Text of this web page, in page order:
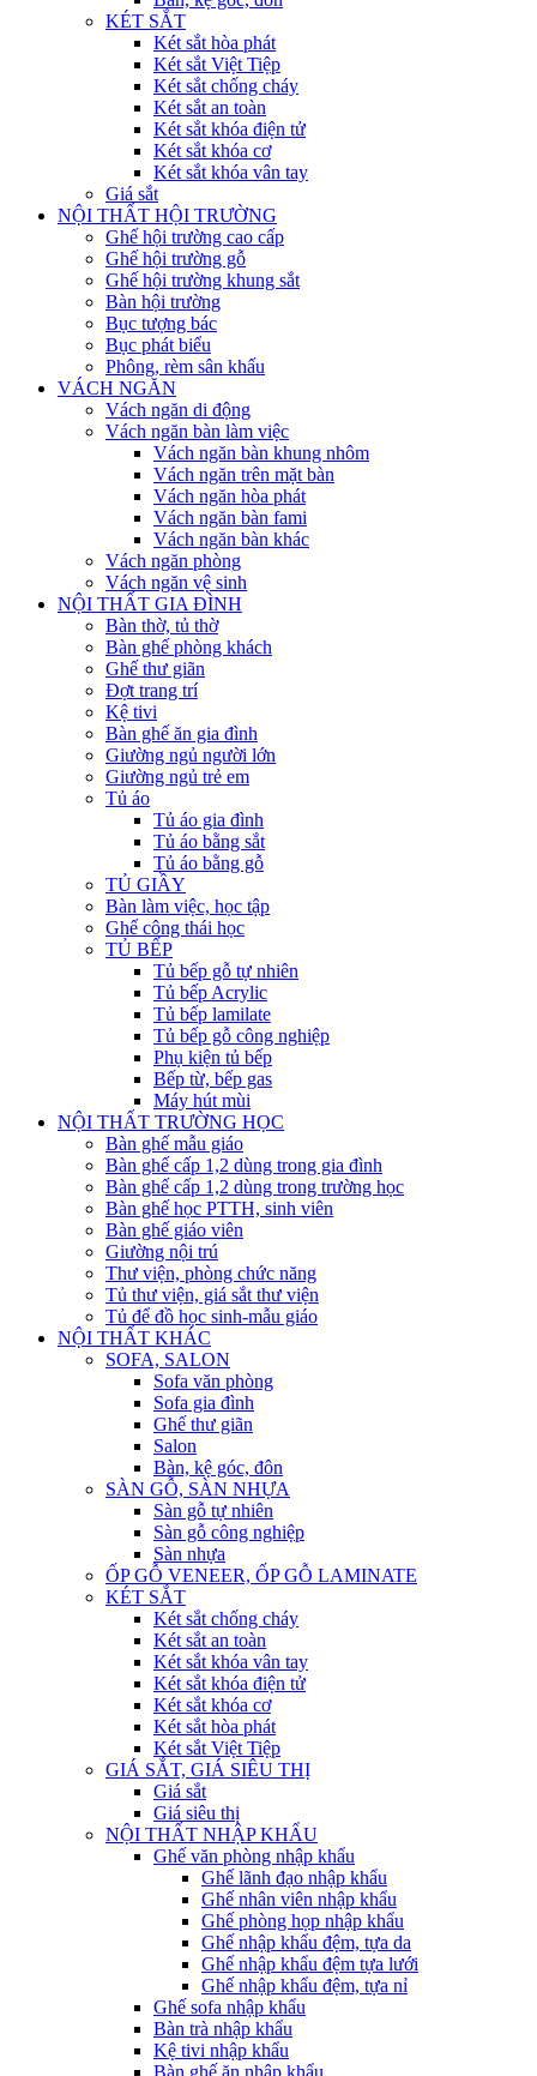
KÉT SẮT
Két sắt hòa phát
Két sắt Việt Tiệp
Két sắt chống cháy
Két sắt an toàn
Két sắt khóa điện tử
Két sắt khóa cơ
Két sắt khóa vân tay
Giá sắt
NỘI THẤT HỘI TRƯỜNG
Ghế hội trường cao cấp
Ghế hội trường gỗ
Ghế hội trường khung sắt
Bàn hội trường
Bục tượng bác
Bục phát biểu
Phông, rèm sân khấu
VÁCH NGĂN
Vách ngăn di động
Vách ngăn bàn làm việc
Vách ngăn bàn khung nhôm
Vách ngăn trên mặt bàn
Vách ngăn hòa phát
Vách ngăn bàn fami
Vách ngăn bàn khác
Vách ngăn phòng
Vách ngăn vệ sinh
NỘI THẤT GIA ĐÌNH
Bàn thờ, tủ thờ
Bàn ghế phòng khách
Ghế thư giãn
Đợt trang trí
Kệ tivi
Bàn ghế ăn gia đình
Giường ngủ người lớn
Giường ngủ trẻ em
Tủ áo
Tủ áo gia đình
Tủ áo bằng sắt
Tủ áo bằng gỗ
TỦ GIẦY
Bàn làm việc, học tập
Ghế công thái học
TỦ BẾP
Tủ bếp gỗ tự nhiên
Tủ bếp Acrylic
Tủ bếp lamilate
Tủ bếp gỗ công nghiệp
Phụ kiện tủ bếp
Bếp từ, bếp gas
Máy hút mùi
NỘI THẤT TRƯỜNG HỌC
Bàn ghế mẫu giáo
Bàn ghế cấp 1,2 dùng trong gia đình
Bàn ghế cấp 1,2 dùng trong trường học
Bàn ghế học PTTH, sinh viên
Bàn ghế giáo viên
Giường nội trú
Thư viện, phòng chức năng
Tủ thư viện, giá sắt thư viện
Tủ để đồ học sinh-mẫu giáo
NỘI THẤT KHÁC
SOFA, SALON
Sofa văn phòng
Sofa gia đình
Ghế thư giãn
Salon
Bàn, kệ góc, đôn
SÀN GỖ, SÀN NHỰA
Sàn gỗ tự nhiên
Sàn gỗ công nghiệp
Sàn nhựa
ỐP GỖ VENEER, ỐP GỖ LAMINATE
KÉT SẮT
Két sắt chống cháy
Két sắt an toàn
Két sắt khóa vân tay
Két sắt khóa điện tử
Két sắt khóa cơ
Két sắt hòa phát
Két sắt Việt Tiệp
GIÁ SẮT, GIÁ SIÊU THỊ
Giá sắt
Giá siêu thị
NỘI THẤT NHẬP KHẨU
Ghế văn phòng nhập khẩu
Ghế lãnh đạo nhập khẩu
Ghế nhân viên nhập khẩu
Ghế phòng họp nhập khẩu
Ghế nhập khẩu đệm, tựa da
Ghế nhập khẩu đệm tựa lưới
Ghế nhập khẩu đệm, tựa nỉ
Ghế sofa nhập khẩu
Bàn trà nhập khẩu
Kệ tivi nhập khẩu